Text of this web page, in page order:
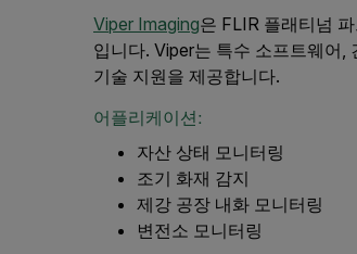
Viper Imaging은 FLIR 플래티넘
입니다. Viper는 특수 소프트웨어,
기술 지원을 제공합니다.
어플리케이션:
자산 상태 모니터링
조기 화재 감지
제강 공장 내화 모니터링
변전소 모니터링